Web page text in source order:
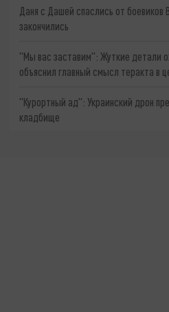
Даня с Дашей спаслись от
закончились
"Мы вас заставим": Жуткие детали
объяснил главный смысл теракта в
"Курортный ад": Украинский дрон
кладбище